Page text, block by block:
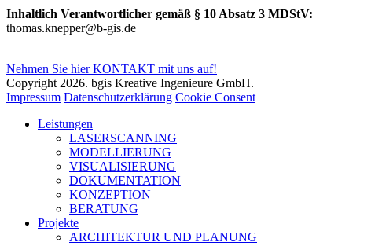
Inhaltlich Verantwortlicher gemäß § 10 Absatz 3 MDStV:
thomas.knepper@b-gis.de
Nehmen Sie hier KONTAKT mit uns auf!
Copyright 2026. bgis Kreative Ingenieure GmbH.
Impressum Datenschutzerklärung Cookie Consent
Leistungen
LASERSCANNING
MODELLIERUNG
VISUALISIERUNG
DOKUMENTATION
KONZEPTION
BERATUNG
Projekte
ARCHITEKTUR UND PLANUNG